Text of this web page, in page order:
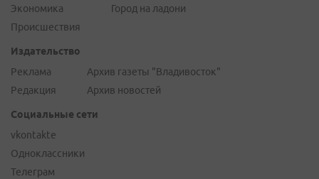
Экономика
Происшествия
Город на ладони
Издательство
Реклама
Редакция
Архив газеты "Владивосток"
Архив новостей
Социальные сети
vkontakte
Одноклассники
Телеграм